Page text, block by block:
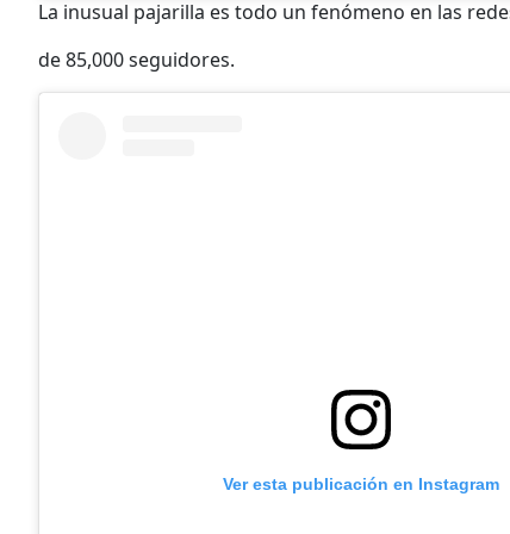
La inusual pajarilla es todo un fenómeno en las
de 85,000 seguidores.
Ver esta publicación en Instagram